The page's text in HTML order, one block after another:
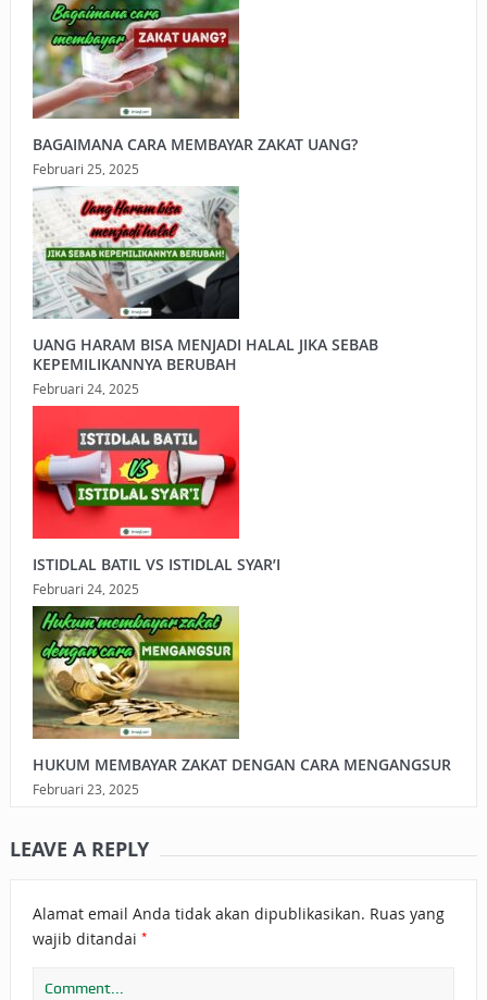
BAGAIMANA CARA MEMBAYAR ZAKAT UANG?
Februari 25, 2025
UANG HARAM BISA MENJADI HALAL JIKA SEBAB
KEPEMILIKANNYA BERUBAH
Februari 24, 2025
ISTIDLAL BATIL VS ISTIDLAL SYAR’I
Februari 24, 2025
HUKUM MEMBAYAR ZAKAT DENGAN CARA MENGANGSUR
Februari 23, 2025
LEAVE A REPLY
Alamat email Anda tidak akan dipublikasikan. Ruas yang
wajib ditandai *